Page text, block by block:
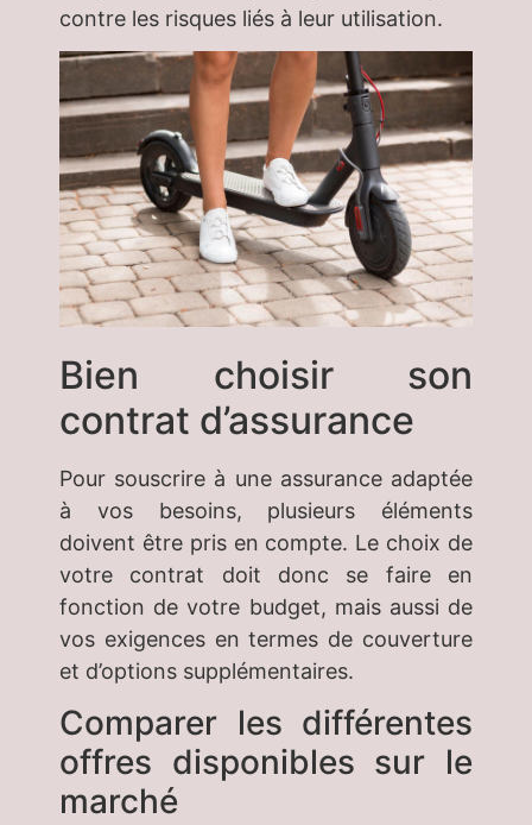
contre les risques liés à leur utilisation.
Bien choisir son
contrat d’assurance
Pour souscrire à une assurance adaptée
à vos besoins, plusieurs éléments
doivent être pris en compte. Le choix de
votre contrat doit donc se faire en
fonction de votre budget, mais aussi de
vos exigences en termes de couverture
et d’options supplémentaires.
Comparer les différentes
offres disponibles sur le
marché